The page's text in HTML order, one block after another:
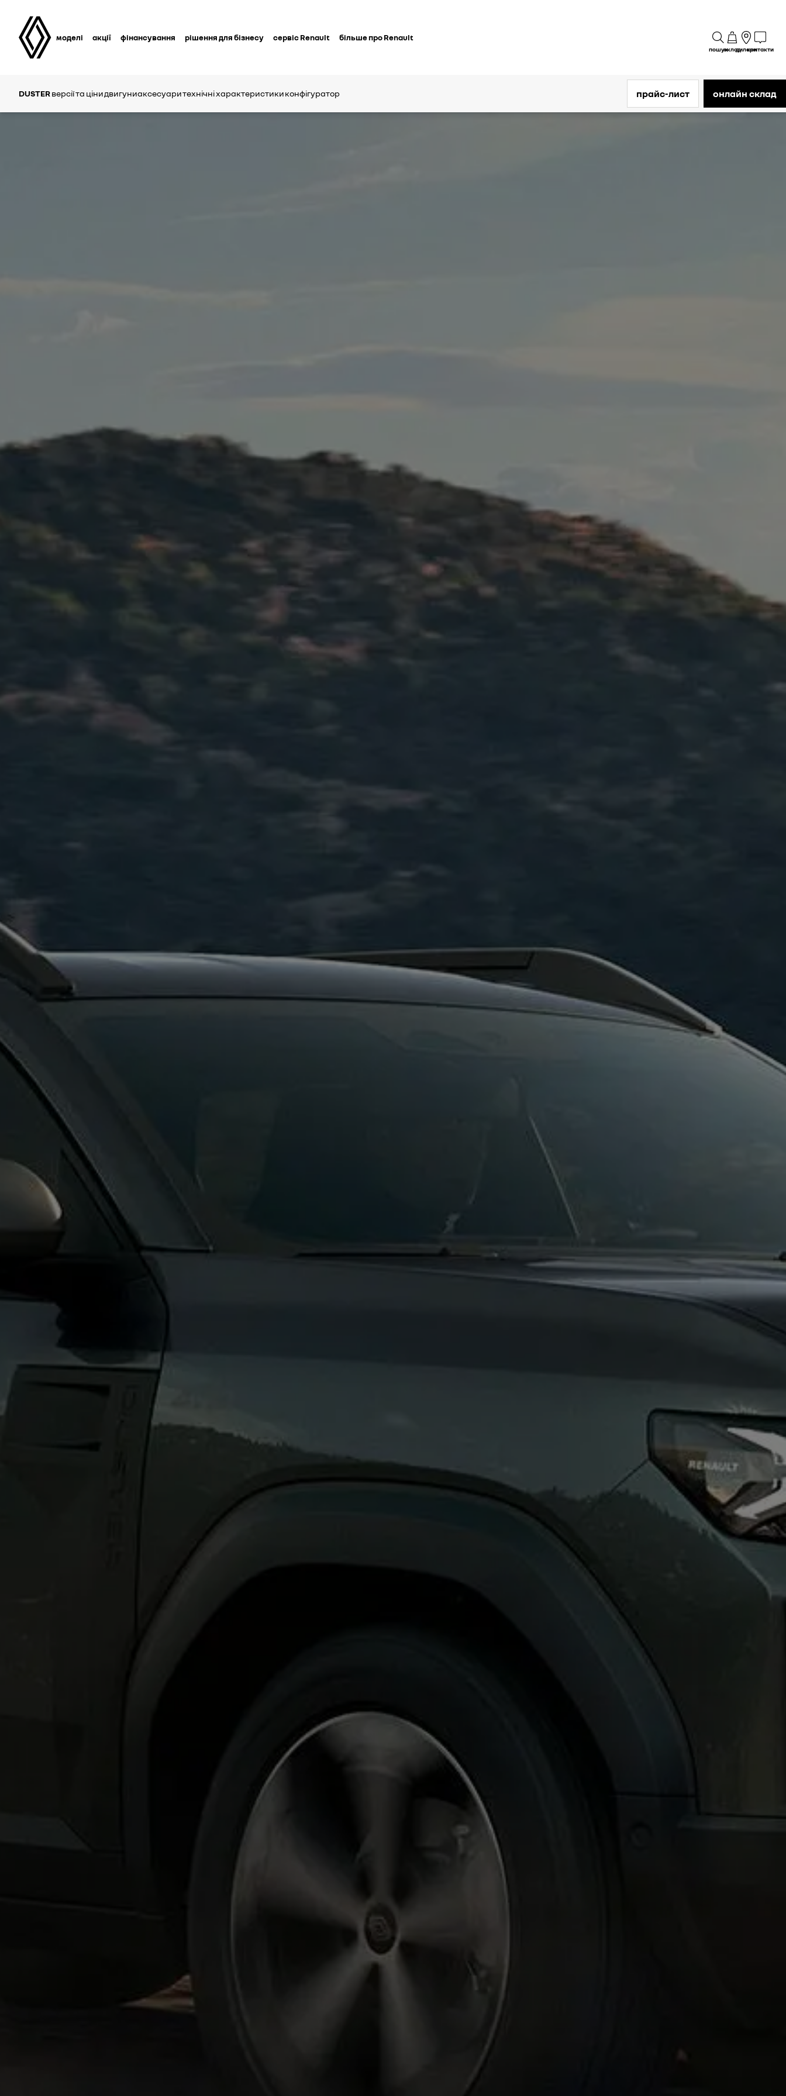
моделі акції фінансування рішення для бізнесу сервіс Renault більше про Renault
пошукскладдилериконтакти
DUSTERверсії та цінидвигуниаксесуаритехнічні характеристикиконфігуратор прайс-лист онлайн склад